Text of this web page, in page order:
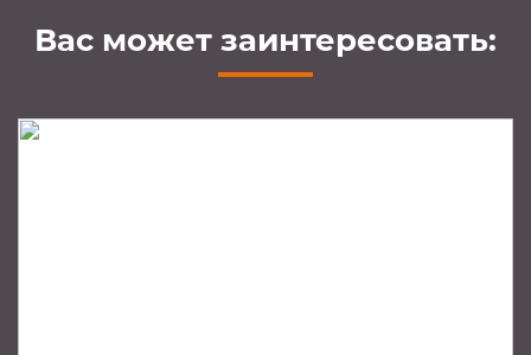
Вас может заинтересовать: